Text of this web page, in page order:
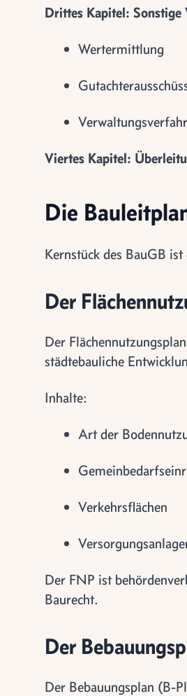
Drittes Kapitel:
Wertermittlung
Viertes Kapitel:
Die
Kernstück des BauGB
Der
Der
städtebauliche
Inhalte:
Art der
Verkehrsflächen
Der FNP ist
Baurecht.
Der
Der Bebauungsplan (B-